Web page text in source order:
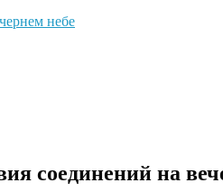
небе
соединений на